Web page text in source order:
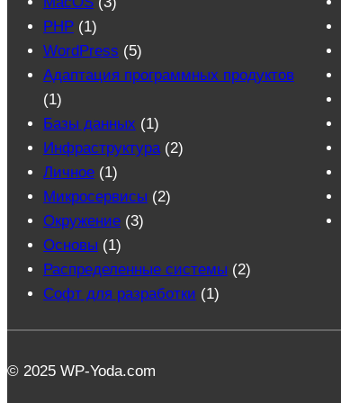
PHP (1)
WordPress (5)
Адаптация программных продуктов
(1)
Базы данных (1)
Инфраструктура(2)
Личное (1)
Микросервисы (2)
Окружение (3)
Основы (1)
Распределенные системы (2)
Софт для разработки (1)
© 2025 WP-Yoda.com